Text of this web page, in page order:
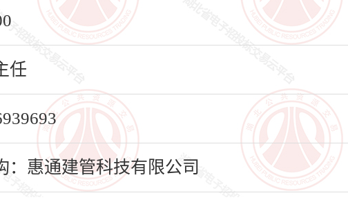
任
惠通建管科技有限公司